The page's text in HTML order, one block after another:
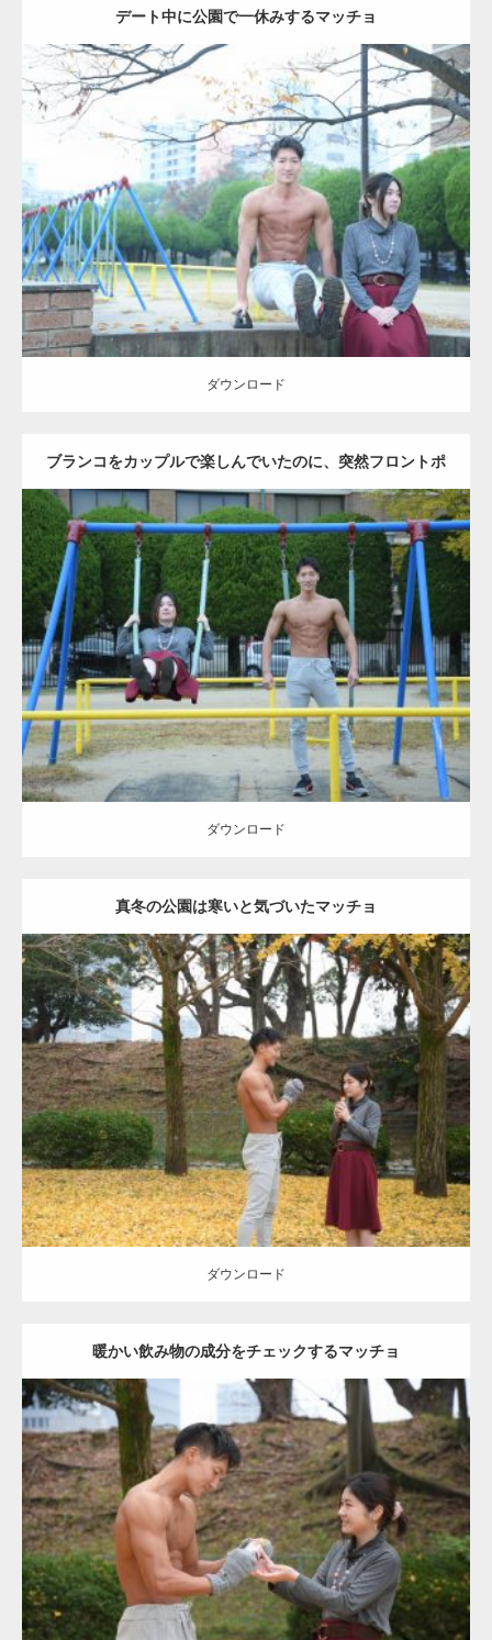
デート中に公園で一休みするマッチョ
Update:2021.07.6
Category:公園のマッチョ その他 AKIHITO(細マッチョ) 腹筋
ダウンロード
ダウンロード
ブランコをカップルで楽しんでいたのに、突然フロントポ
ーズをするマッチョ
Update: 2021.07.6
Category:公園のマッチョ その他 AKIHITO(細マッチョ) 腹筋 大胸筋
ダウンロード
ダウンロード
真冬の公園は寒いと気づいたマッチョ
Update: 2021.07.8
Category:公園のマッチョ その他 AKIHITO(細マッチョ) 上腕三頭筋
肩
ダウンロード
ダウンロード
暖かい飲み物の成分をチェックするマッチョ
Update:2021.07.8
Category:公園のマッチョ その他 AKIHITO(細マッチョ) 上腕三頭筋
肩
ダウンロード